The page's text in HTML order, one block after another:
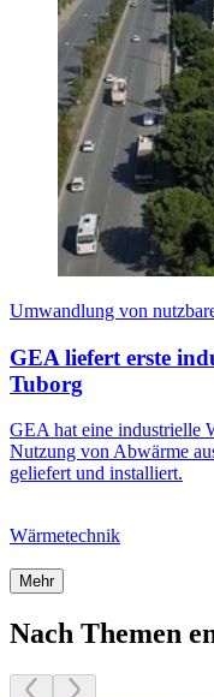
Umwandlung von
GEA liefert erste
Tuborg
GEA hat eine industrielle
Nutzung von Abwärme
geliefert und installiert.
Wärmetechnik
Mehr
Nach Themen